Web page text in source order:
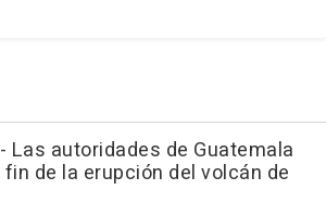
Las autoridades de Guatemala
de la erupción del volcán de